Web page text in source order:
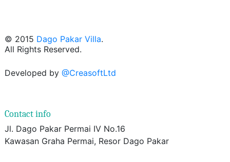
© 2015 Dago Pakar Villa.
All Rights Reserved.
Developed by @CreasoftLtd
Contact info
Jl. Dago Pakar Permai IV No.16
Kawasan Graha Permai, Resor Dago Pakar